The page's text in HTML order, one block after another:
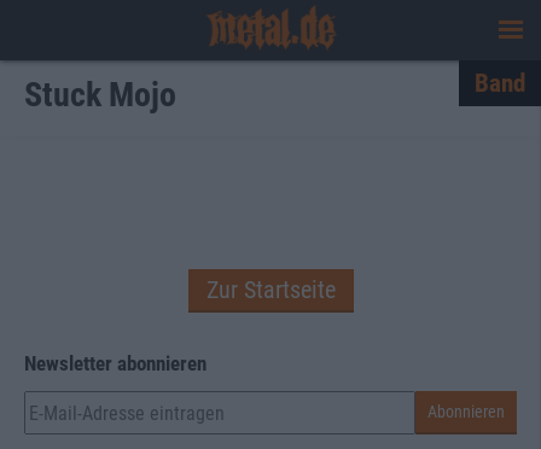
Stuck Mojo Band
Zur Startseite
Newsletter abonnieren